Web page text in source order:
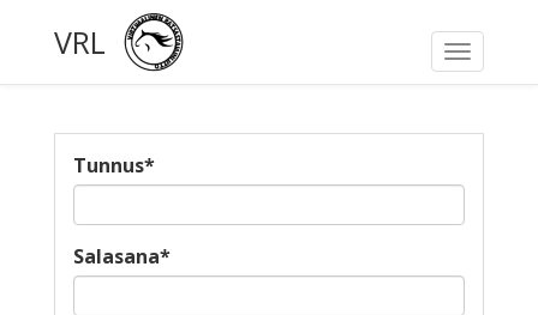
Toggle
VRL
Tunnus*
Salasana*